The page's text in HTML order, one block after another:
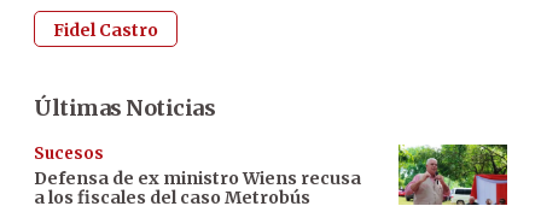
Fidel Castro
Últimas Noticias
Sucesos
Defensa de ex ministro Wiens recusa
a los fiscales del caso Metrobús